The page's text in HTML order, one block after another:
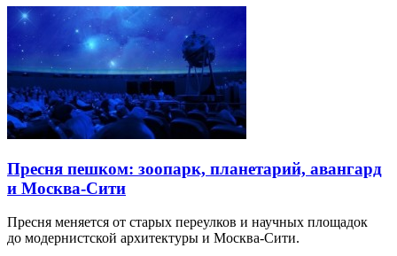
Пресня пешком: зоопарк, планетарий, авангард
и Москва-Сити
Пресня меняется от старых переулков и научных площадок
до модернистской архитектуры и Москва-Сити.